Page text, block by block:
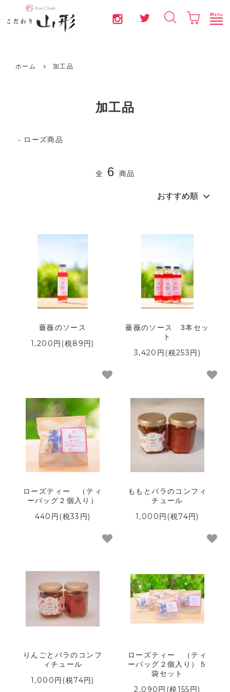
お問い合わせ マイページ
ご利用ガイド
Q＆A
発送について
返品・交換について
クーポン利用方法
プライバシーポリシー
ホーム 加工品
加工品
ローズ商品
全 6 商品
薔薇のソース
1,200円(税89円)
薔薇のソース 3本セッ
ト
3,420円(税253円)
ローズティー （ティ
ーバッグ２個入り）
440円(税33円)
ももとバラのコンフィ
チュール
1,000円(税74円)
りんごとバラのコンフ
ィチュール
1,000円(税74円)
ローズティー （ティ
ーバッグ２個入り）５
袋セット
2,090円(税155円)